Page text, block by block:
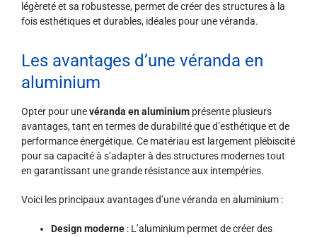
légèreté et sa robustesse, permet de créer des structures à la
fois esthétiques et durables, idéales pour une véranda.
Les avantages d’une véranda en
aluminium
Opter pour unevéranda en aluminium présente plusieurs
avantages, tant en termes de durabilité que d’esthétique et de
performance énergétique. Ce matériau est largement plébiscité
pour sa capacité à s’adapter à des structures modernes tout
en garantissant une grande résistance aux intempéries.
Voici les principaux avantages d’une véranda en aluminium :
Design moderne : L’aluminium permet de créer des